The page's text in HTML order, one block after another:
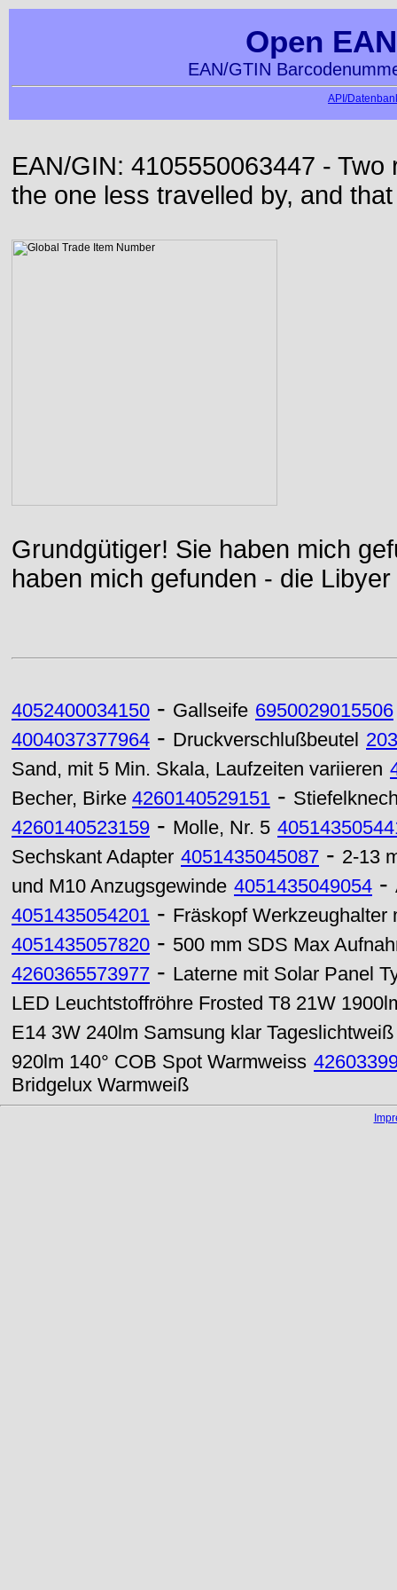
Open
EAN/GTIN
API/
EAN/GIN: 4105550063447 -
the one less travelled by, and
Grundgütiger! Sie haben mich
haben mich gefunden - die
4052400034150 - Gallseife 6950029015506
4004037377964 - Druckverschlußbeutel
Sand, mit 5 Min. Skala, Laufzeiten variieren
Becher, Birke 4260140529151 -
4260140523159 - Molle, Nr. 5
Sechskant Adapter 4051435045087 - 2-13
und M10 Anzugsgewinde 4051435049054 -
4051435054201 - Fräskopf Werkzeughalter
4051435057820 - 500 mm SDS Max
4260365573977 - Laterne mit Solar Panel
LED Leuchtstoffröhre Frosted T8 21W
E14 3W 240lm Samsung klar Tageslichtweiß
920lm 140° COB Spot Warmweiss
Bridgelux Warmweiß